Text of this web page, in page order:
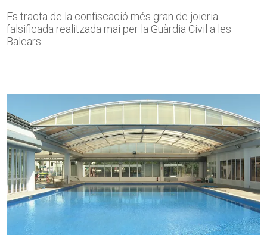
Es tracta de la confiscació més gran de joieria
falsificada realitzada mai per la Guàrdia Civil a les
Balears